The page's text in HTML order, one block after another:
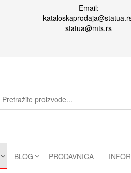
Email:
statua@mts.rs
BLOG PRODAVNICA